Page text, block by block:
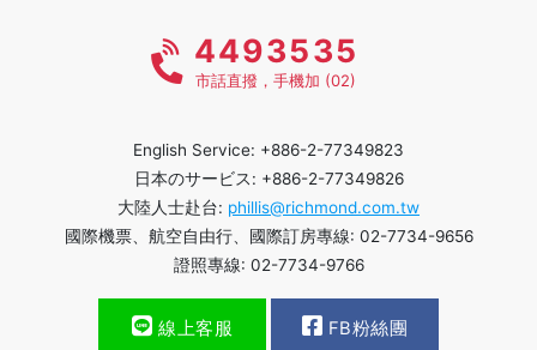
4493535
市話直撥，手機加 (02)
English Service: +886-2-77349823
日本のサービス: +886-2-77349826
大陸人士赴台: phillis@richmond.com.tw
國際機票、航空自由行、國際訂房專線: 02-7734-9656
證照專線: 02-7734-9766
線上客服 FB粉絲團